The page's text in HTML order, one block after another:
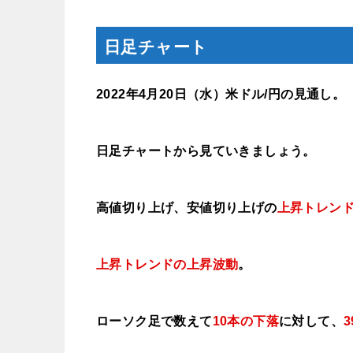
日足チャート
2022年4月20 日（水）米ドル/円の見通し。
日足チャートから見ていきましょう。
高値切り上げ、安値切り上げの 上昇トレンド
上昇トレンドの上昇波動。
ローソク足で数えて10本の下落に対して、